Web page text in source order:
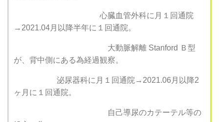
心臓血管外科に月１回通院
→ 2021.04月以降半年に１回通院。
大動脈解離 Stanford Ｂ型
が、背中側にある為経過観察。
泌尿器科に月１回通院→ 2021.06月以降2
ヶ月に１回通院。
自己導尿のカテーテル等の